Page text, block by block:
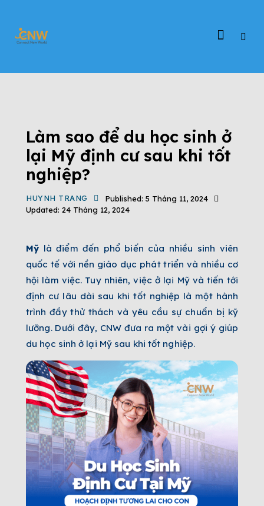
Làm sao để du học sinh ở
lại Mỹ định cư sau khi tốt
nghiệp?
HUYNH TRANG Published: 5 Tháng 11, 2024
Updated: 24 Tháng 12, 2024
Mỹ là điểm đến phổ biến của nhiều sinh viên
quốc tế với nền giáo dục phát triển và nhiều cơ
hội làm việc. Tuy nhiên, việc ở lại Mỹ và tiến tới
định cư lâu dài sau khi tốt nghiệp là một hành
trình đầy thử thách và yêu cầu sự chuẩn bị kỹ
lưỡng. Dưới đây, CNW đưa ra một vài gợi ý giúp
du học sinh ở lại Mỹ sau khi tốt nghiệp.